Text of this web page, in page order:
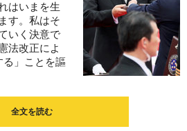
はいまを生
す。私はそ
いく決意で
法改正によ
る」ことを謳
全文を読む